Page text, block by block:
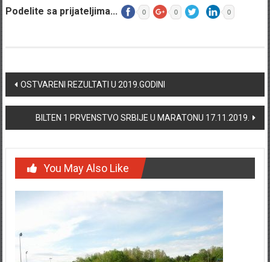
Podelite sa prijateljima... 0 0 0
Post navigation
OSTVARENI REZULTATI U 2019.GODINI
BILTEN 1 PRVENSTVO SRBIJE U MARATONU 17.11.2019.
You May Also Like